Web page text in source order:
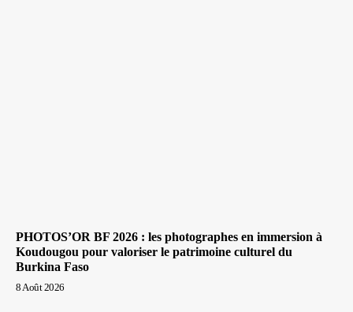
PHOTOS’OR BF 2026 : les photographes en immersion à
Koudougou pour valoriser le patrimoine culturel du
Burkina Faso
8 Août 2026